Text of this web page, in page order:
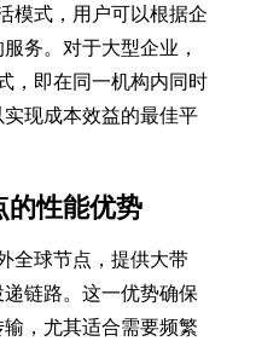
模式，用户可以根据企
务。对于大型企业，
，即在同一机构内同时
现成本效益的最佳平
的性能优势
全球节点，提供大带
链路。这一优势确保
，尤其适合需要频繁